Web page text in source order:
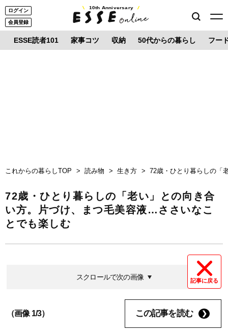
ログイン
会員登録
10th Anniversary
ESSE読者101 家事コツ 収納 50代からの暮らし フー
これからの暮らしTOP 読み物 生き方 72歳・ひとり暮らしの「
72歳・ひとり暮らしの「老い」との向き合
い方。片づけ、まつ毛美容液…ささいなこ
とでも楽しむ
記事に戻る
スクロールで次の画像
（画像 1/3） この記事を読む